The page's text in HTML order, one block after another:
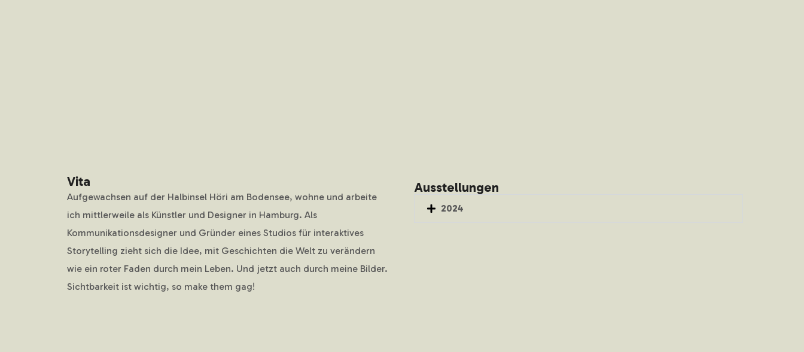
Vita
Aufgewachsen auf der Halbinsel Höri am Bodensee, wohne und arbeite
ich mittlerweile als Künstler und Designer in Hamburg. Als
Kommunikationsdesigner und Gründer eines Studios für interaktives
Storytelling zieht sich die Idee, mit Geschichten die Welt zu verändern
wie ein roter Faden durch mein Leben. Und jetzt auch durch meine Bilder.
Sichtbarkeit ist wichtig, so make them gag!
Ausstellungen
2024